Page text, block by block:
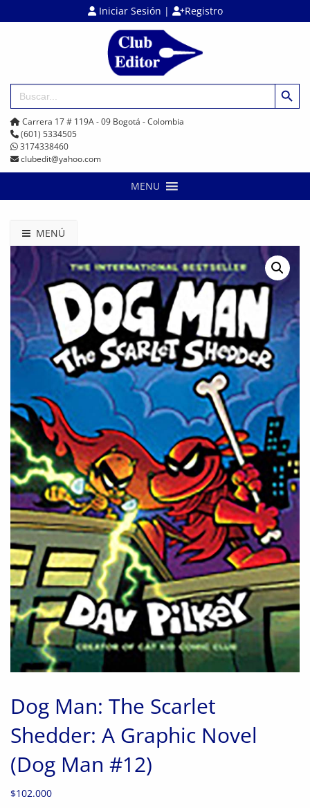
Iniciar Sesión | Registro
Buscar: Botón de
Carrera 17 # 119A - 09 Bogotá - Colombia
(601) 5334505
3174338460
clubedit@yahoo.com
MENU
MENÚ
Dog Man: The Scarlet
Shedder: A Graphic Novel
(Dog Man #12)
$102.000